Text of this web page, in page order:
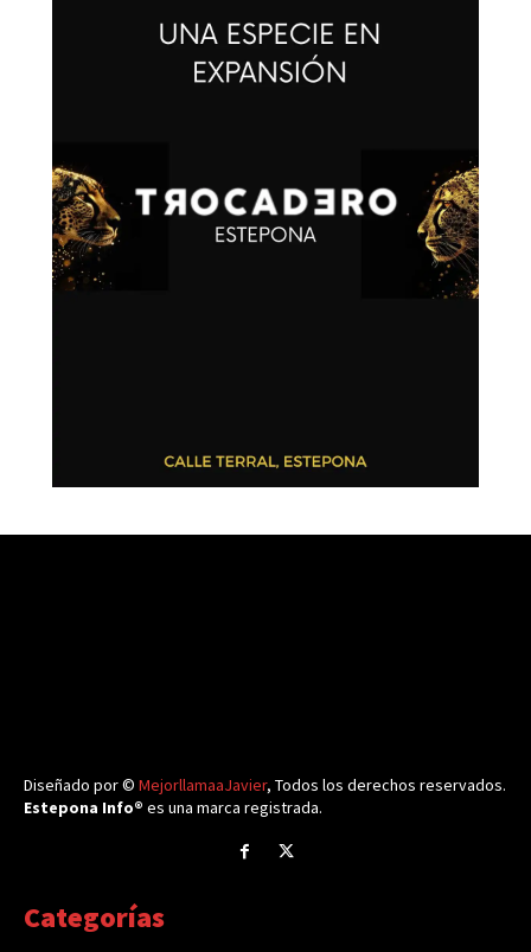
Diseñado por © MejorllamaaJavier, Todos los derechos reservados.
Estepona Info® es una marca registrada.
Categorías